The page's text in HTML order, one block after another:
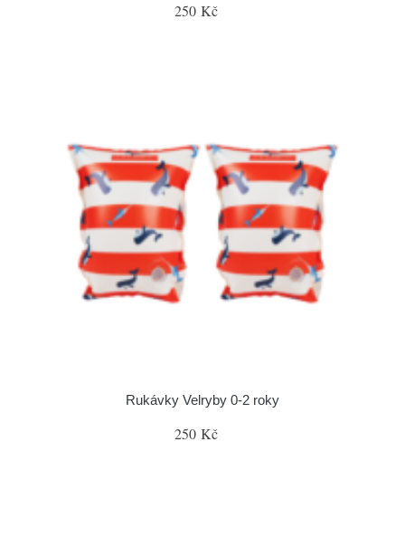
250 Kč
Rukávky Velryby 0-2 roky
250 Kč